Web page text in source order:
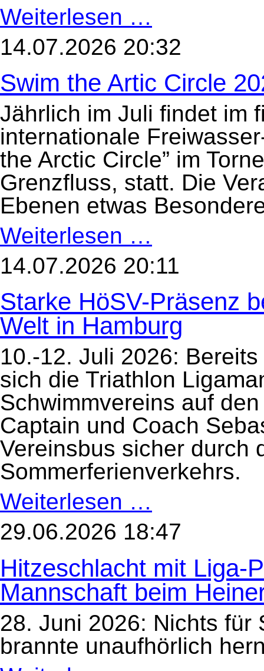
Weiterlesen … für
Aschenbrödel
14.07.2026 20:32
Swim the Artic Circle
Jährlich im Juli findet im
internationale
the Arctic Circle” im
Grenzfluss, statt. Die
Ebenen etwas
Weiterlesen … Artic
Circle
2026
14.07.2026 20:11
Starke HöSV-Präsenz
Welt in Hamburg
10.-12. Juli 2026:
sich die Triathlon
Schwimmvereins auf
Captain und Coach
Vereinsbus sicher durch
Sommerferienverkehrs.
Weiterlesen … Präsenz
beim
größten
Triathlon
in
Hamburg
29.06.2026 18:47
Hitzeschlacht mit Liga-
Mannschaft beim
28. Juni 2026: Nichts für
brannte unaufhörlich